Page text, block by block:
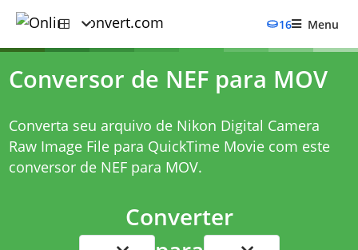
16 Menu
Conversor de NEF para MOV
Converta seu arquivo de Nikon Digital Camera
Raw Image File para QuickTime Movie com este
conversor de NEF para MOV.
Converter